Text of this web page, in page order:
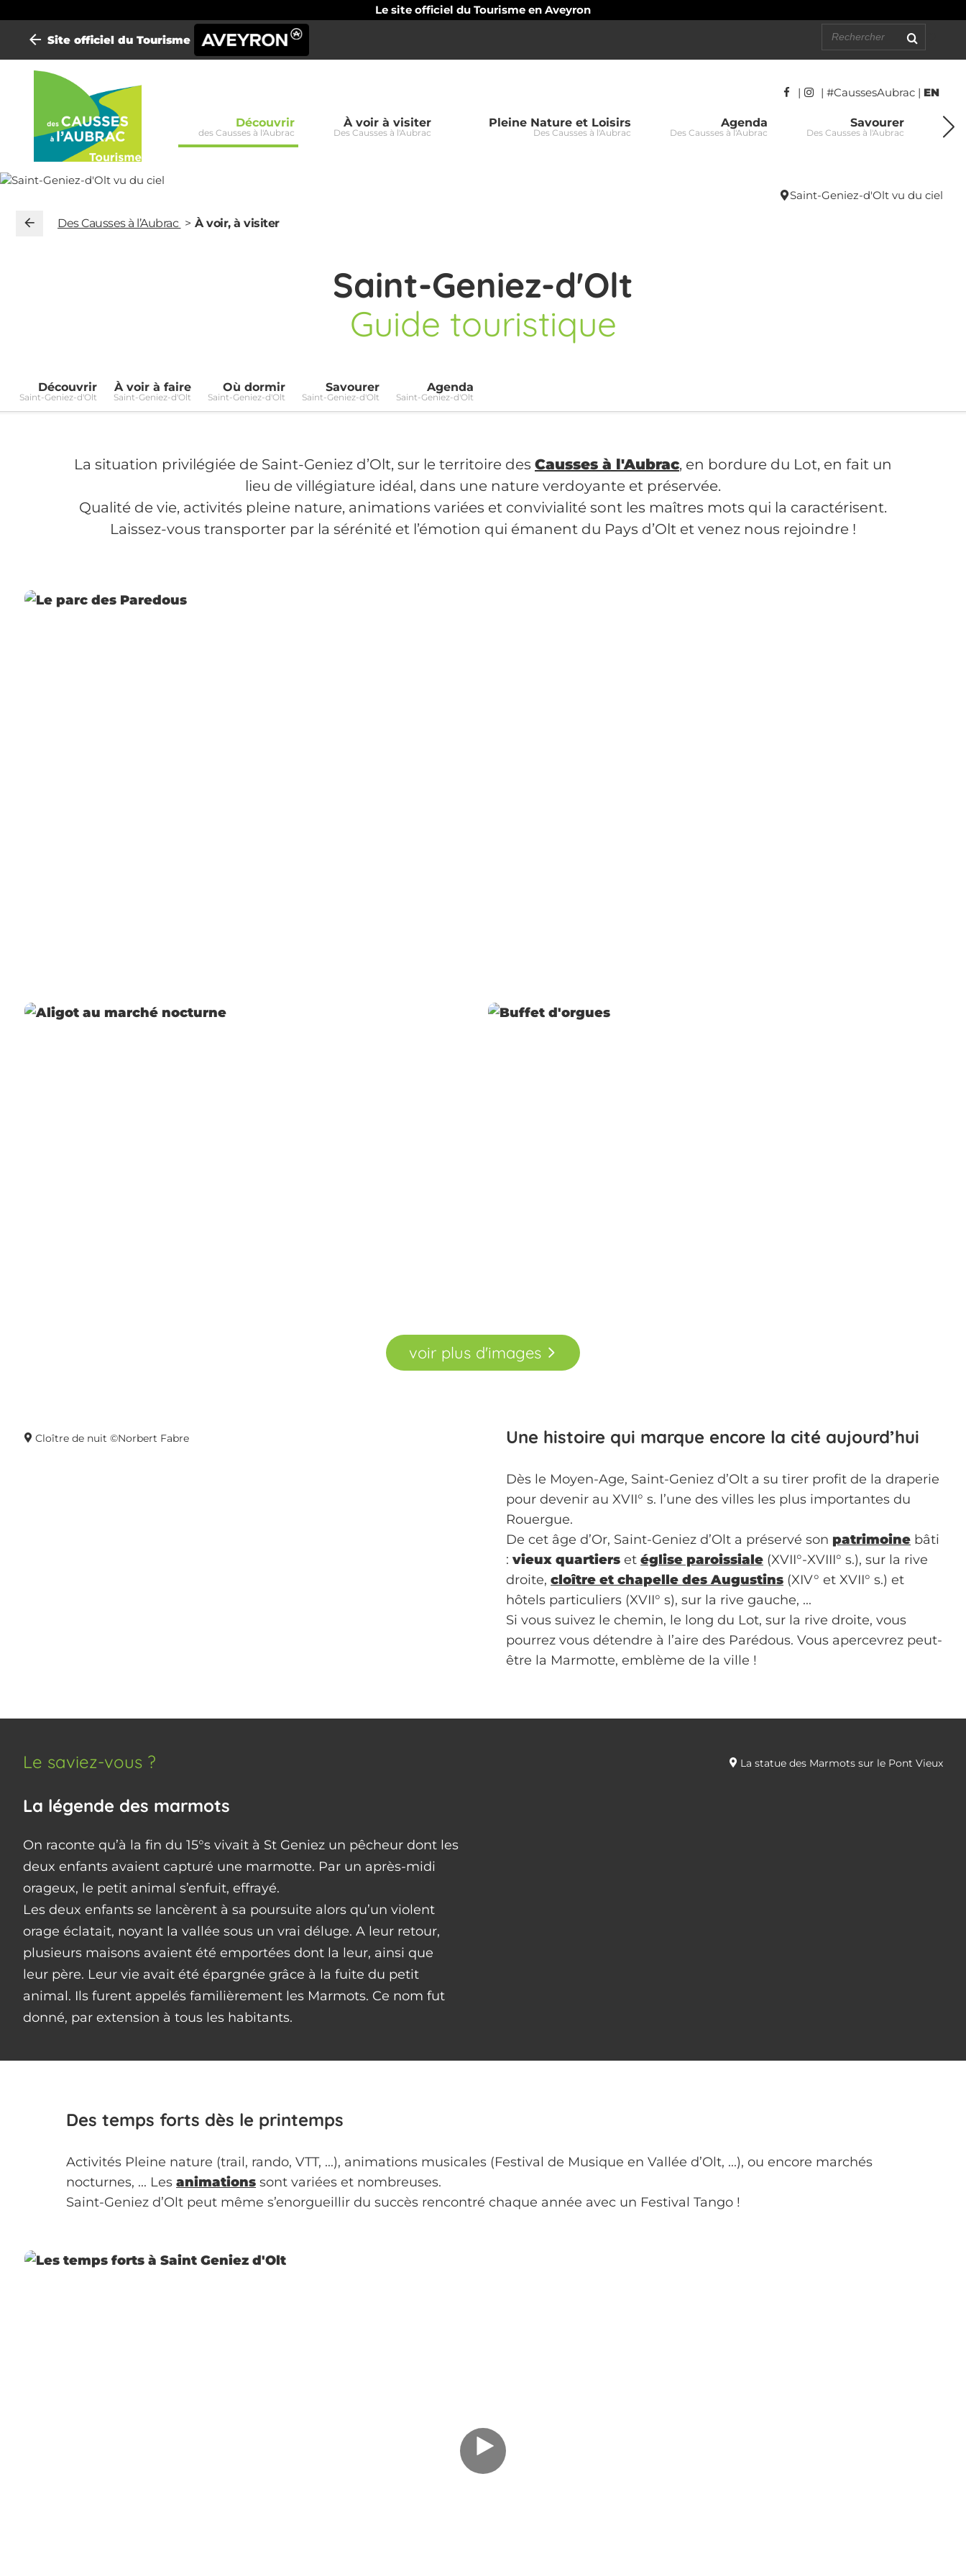
Le site officiel du Tourisme en Aveyron
Site officiel du Tourisme
| | #CaussesAubrac | EN
Mini-
site
Causses
Aubrac
Découvrir
des Causses à l'Aubrac
À voir à visiter
Des Causses à l'Aubrac
Pleine Nature et Loisirs
Des Causses à l'Aubrac
Agenda
Des Causses à l'Aubrac
Savourer
Des Causses à l'Aubrac Des
Saint-Geniez-d'Olt vu du ciel
Des Causses à l’Aubrac À voir, à visiter
Saint-Geniez-d'Olt
Guide touristique
Découvrir
Saint-Geniez-d'Olt
À voir à faire
Saint-Geniez-d'Olt
Où dormir
Saint-Geniez-d'Olt
Savourer
Saint-Geniez-d'Olt
Agenda
Saint-Geniez-d'Olt
La situation privilégiée de Saint-Geniez d’Olt, sur le territoire des Causses à l'Aubrac, en bordure du Lot, en fait un
lieu de villégiature idéal, dans une nature verdoyante et préservée.
Qualité de vie, activités pleine nature, animations variées et convivialité sont les maîtres mots qui la caractérisent.
Laissez-vous transporter par la sérénité et l’émotion qui émanent du Pays d’Olt et venez nous rejoindre !
voir plus d'images
Cloître de nuit ©Norbert Fabre Une histoire qui marque encore la cité aujourd’hui
Dès le Moyen-Age, Saint-Geniez d’Olt a su tirer profit de la draperie
pour devenir au XVII° s. l’une des villes les plus importantes du
Rouergue.
De cet âge d’Or, Saint-Geniez d’Olt a préservé son patrimoine bâti
: vieux quartiers et église paroissiale (XVII°-XVIII° s.), sur la rive
droite, cloître et chapelle des Augustins (XIV° et XVII° s.) et
hôtels particuliers (XVII° s), sur la rive gauche, ...
Si vous suivez le chemin, le long du Lot, sur la rive droite, vous
pourrez vous détendre à l’aire des Parédous. Vous apercevrez peut-
être la Marmotte, emblème de la ville !
Le saviez-vous ?
La légende des marmots
On raconte qu’à la fin du 15°s vivait à St Geniez un pêcheur dont les
deux enfants avaient capturé une marmotte. Par un après-midi
orageux, le petit animal s’enfuit, effrayé.
Les deux enfants se lancèrent à sa poursuite alors qu’un violent
orage éclatait, noyant la vallée sous un vrai déluge. A leur retour,
plusieurs maisons avaient été emportées dont la leur, ainsi que
leur père. Leur vie avait été épargnée grâce à la fuite du petit
animal. Ils furent appelés familièrement les Marmots. Ce nom fut
donné, par extension à tous les habitants.
La statue des Marmots sur le Pont Vieux
Des temps forts dès le printemps
Activités Pleine nature (trail, rando, VTT, ...), animations musicales (Festival de Musique en Vallée d’Olt, ...), ou encore marchés
nocturnes, ... Les animations sont variées et nombreuses.
Saint-Geniez d’Olt peut même s’enorgueillir du succès rencontré chaque année avec un Festival Tango !